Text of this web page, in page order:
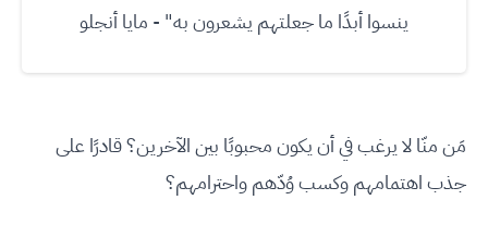
ينسوا أبدًا ما جعلتهم يشعرون به" - مايا أنجلو
مَن منّا لا يرغب في أن يكون محبوبًا بين الآخرين؟ قادرًا على
جذب اهتمامهم وكسب وُدّهم واحترامهم؟